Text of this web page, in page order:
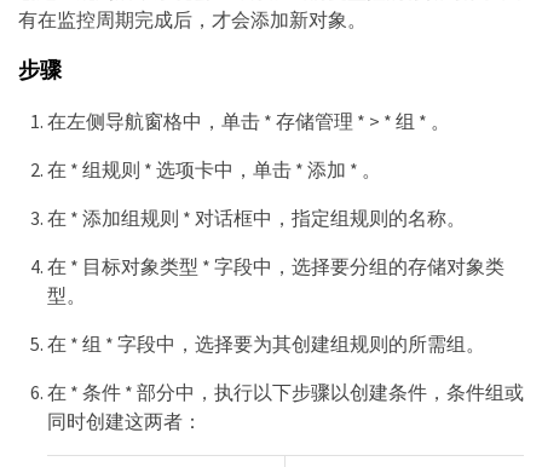
有在监控周期完成后，才会添加新对象。
步骤
在左侧导航窗格中，单击 * 存储管理 * > * 组 * 。
在 * 组规则 * 选项卡中，单击 * 添加 * 。
在 * 添加组规则 * 对话框中，指定组规则的名称。
在 * 目标对象类型 * 字段中，选择要分组的存储对象类
型。
在 * 组 * 字段中，选择要为其创建组规则的所需组。
在 * 条件 * 部分中，执行以下步骤以创建条件，条件组或
同时创建这两者：